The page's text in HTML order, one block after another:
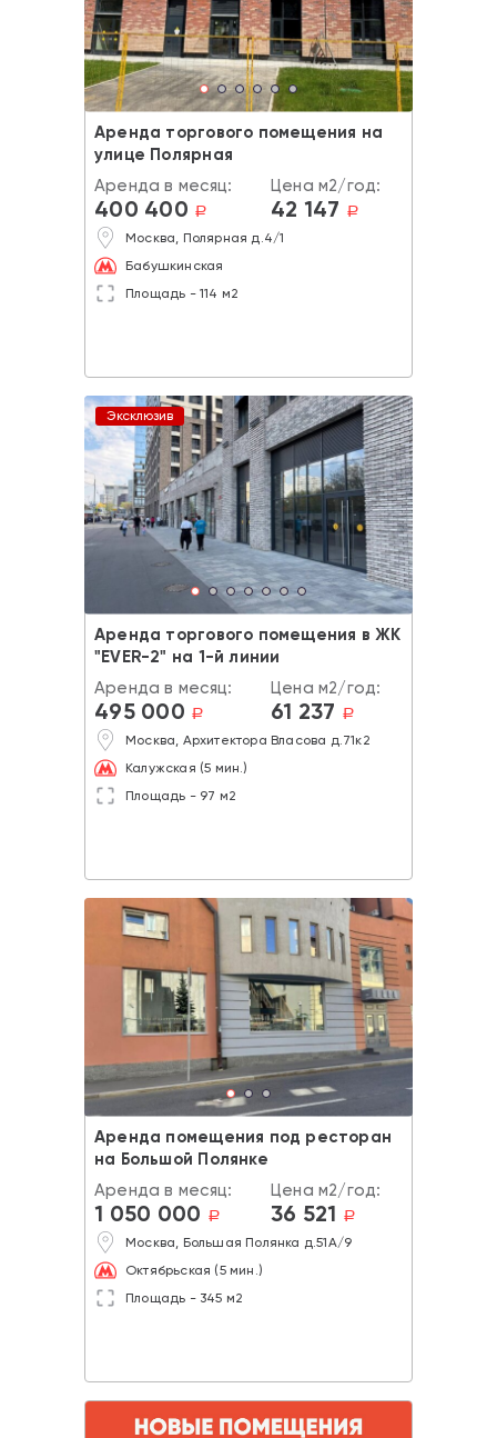
Аренда торгового помещения на
улице Полярная
Аренда в месяц:
400 400 a
Цена м2/год:
42 147 a
Москва, Полярная д.4/1
Бабушкинская
Площадь - 114 м2
Эксклюзив
Аренда торгового помещения в ЖК
"EVER-2" на 1-й линии
Аренда в месяц:
495 000 a
Цена м2/год:
61 237 a
Москва, Архитектора Власова д.71к2
Калужская (5 мин.)
Площадь - 97 м2
Аренда помещения под ресторан
на Большой Полянке
Аренда в месяц:
1 050 000 a
Цена м2/год:
36 521 a
Москва, Большая Полянка д.51А/9
Октябрьская (5 мин.)
Площадь - 345 м2